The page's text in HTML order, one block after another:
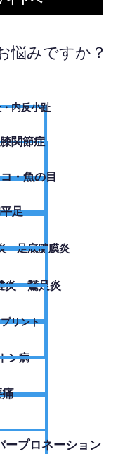
悩みですか？
内反小趾
関節症
・魚の目
足
・足底腱膜炎
炎・鵞足炎
リント
ン病
ープロネーション